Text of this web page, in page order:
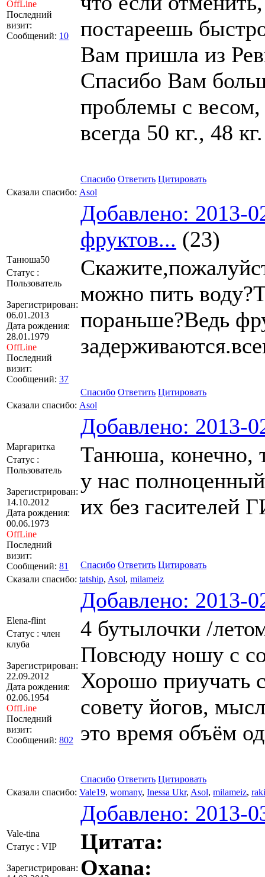
OffLine
Последний
визит:
Сообщений: 10
постареешь
Вам пришла из
Спасибо Вам
проблемы с
всегда 50 кг., 48
Спасибо Ответить Цитировать
Сказали спасибо: Asol
Добавлено: 2013-
фруктов... (23)
Танюша50
Статус :
Пользователь
Зарегистрирован:
06.01.2013
Дата рождения:
28.01.1979
OffLine
Последний
визит:
Сообщений: 37
можно пить
пораньше?Ведь
Спасибо Ответить Цитировать
Сказали спасибо: Asol
Добавлено: 2013-
Маргаритка
Статус :
Пользователь
Зарегистрирован:
14.10.2012
Дата рождения:
00.06.1973
OffLine
Последний
визит:
Сообщений: 81
Танюша, конечно,
у нас
их без гасителей
Спасибо Ответить Цитировать
Сказали спасибо: tatship, Asol, milameiz
Добавлено: 2013-
Elena-flint
Статус : член
клуба
Зарегистрирован:
22.09.2012
Дата рождения:
02.06.1954
OffLine
Последний
визит:
Сообщений: 802
4 бутылочки /
Повсюду ношу с
Хорошо приучать
совету йогов,
это время объëм
Спасибо Ответить Цитировать
Сказали спасибо: Vale19, womany, Inessa Ukr, Asol, milameiz,
Добавлено: 2013-
Vale-tina
Статус : VIP
Зарегистрирован:
Цитата:
Оxana: